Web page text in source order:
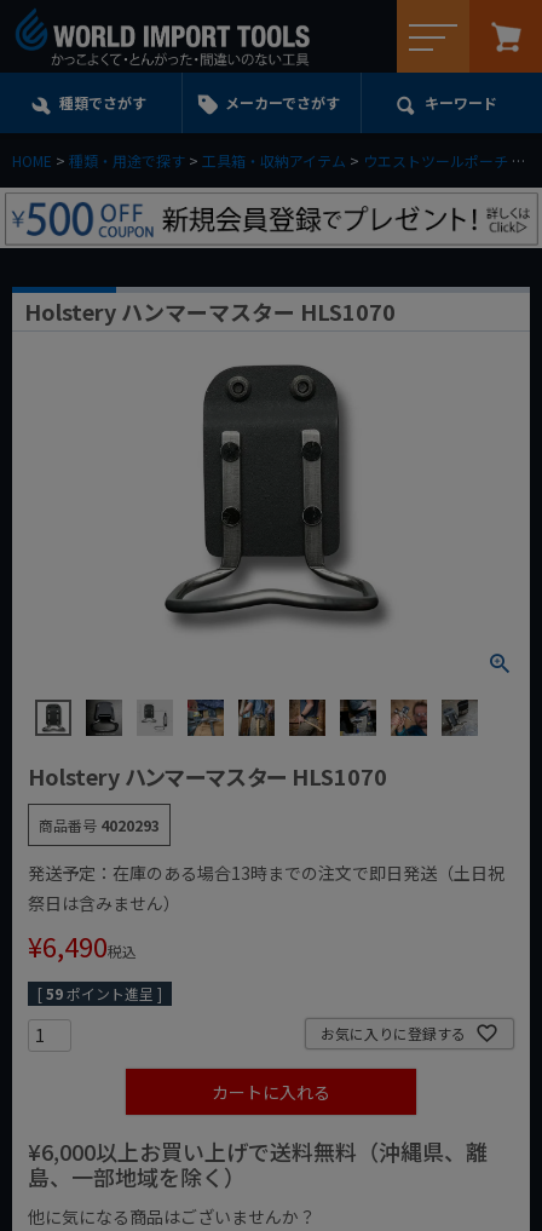
種類でさがす メーカーでさがす キーワード
HOME 種類・用途で探す 工具箱・収納アイテム ウエストツールポーチ
Holstery ハンマーマスター HLS1070
Holstery ハンマーマスター HLS1070
商品番号 4020293
発送予定：在庫のある場合13時までの注文で即日発送（土日祝
祭日は含みません）
¥6,490税込
[59ポイント進呈 ]
お気に入りに登録する
カートに入れる
¥6,000以上お買い上げで送料無料（沖縄県、離
島、一部地域を除く）
他に気になる商品はございませんか？